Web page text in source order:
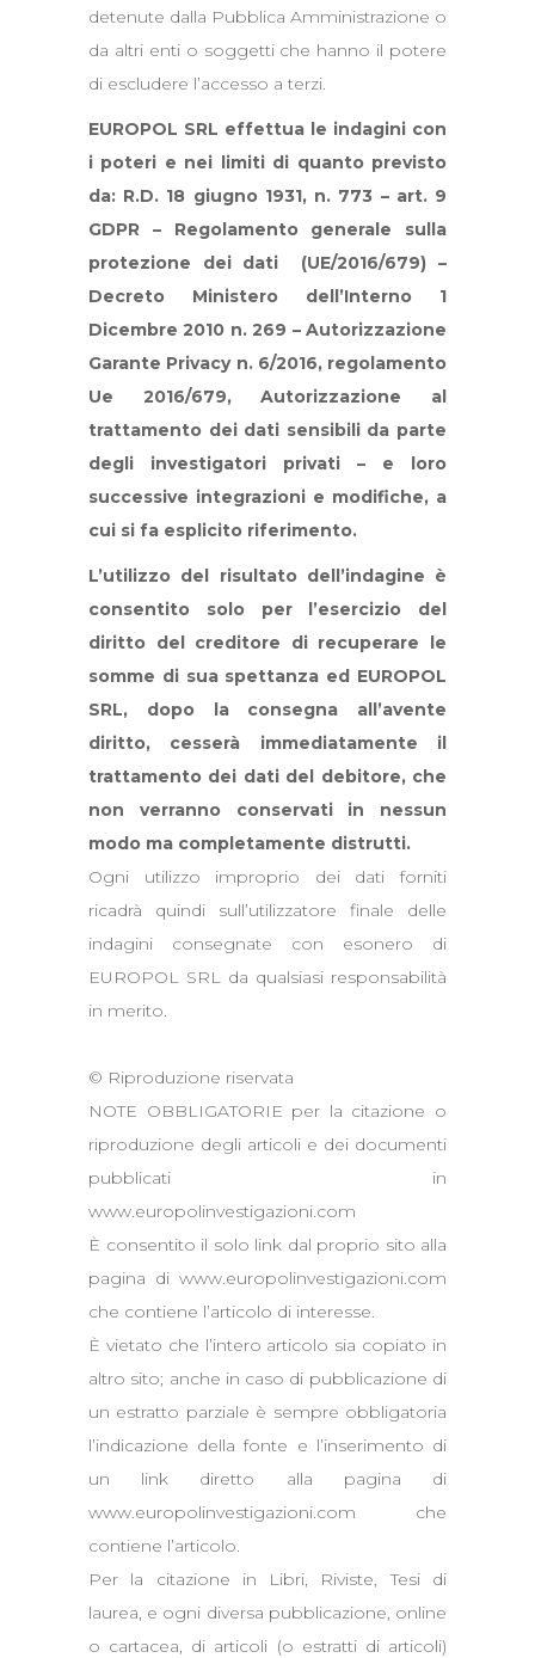
detenute dalla Pubblica Amministrazione o
da altri enti o soggetti che hanno il potere
di escludere l’accesso a terzi.
EUROPOL SRL effettua le indagini con
i poteri e nei limiti di quanto previsto
da: R.D. 18 giugno 1931, n. 773 – art. 9
GDPR – Regolamento generale sulla
protezione dei dati (UE/2016/679) –
Decreto Ministero dell’Interno 1
Dicembre 2010 n. 269 – Autorizzazione
Garante Privacy n. 6/2016, regolamento
Ue 2016/679, Autorizzazione al
trattamento dei dati sensibili da parte
degli investigatori privati – e loro
successive integrazioni e modifiche, a
cui si fa esplicito riferimento.
L’utilizzo del risultato dell’indagine è
consentito solo per l’esercizio del
diritto del creditore di recuperare le
somme di sua spettanza ed EUROPOL
SRL, dopo la consegna all’avente
diritto, cesserà immediatamente il
trattamento dei dati del debitore, che
non verranno conservati in nessun
modo ma completamente distrutti.
Ogni utilizzo improprio dei dati forniti
ricadrà quindi sull’utilizzatore finale delle
indagini consegnate con esonero di
EUROPOL SRL da qualsiasi responsabilità
in merito.
© Riproduzione riservata
NOTE OBBLIGATORIE per la citazione o
riproduzione degli articoli e dei documenti
pubblicati in
www.europolinvestigazioni.com
È consentito il solo link dal proprio sito alla
pagina di www.europolinvestigazioni.com
che contiene l’articolo di interesse.
È vietato che l’intero articolo sia copiato in
altro sito; anche in caso di pubblicazione di
un estratto parziale è sempre obbligatoria
l’indicazione della fonte e l’inserimento di
un link diretto alla pagina di
www.europolinvestigazioni.com che
contiene l’articolo.
Per la citazione in Libri, Riviste, Tesi di
laurea, e ogni diversa pubblicazione, online
o cartacea, di articoli (o estratti di articoli)